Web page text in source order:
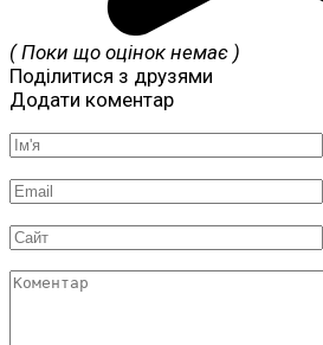
( Поки що оцінок немає )
Поділитися з друзями
Додати коментар
Ім'я
Email
Сайт
Коментар